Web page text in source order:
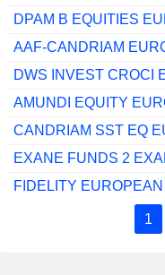
DWS INVEST CROCI
1